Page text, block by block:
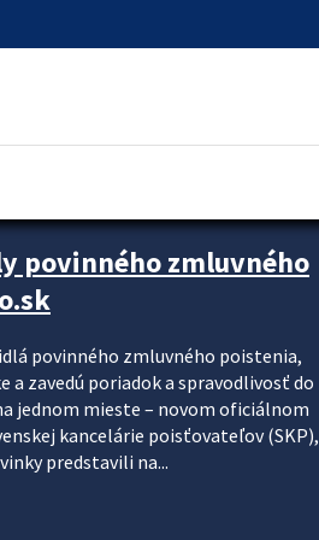
povinného zmluvného
povinného zmluvného poistenia,
zavedú poriadok a spravodlivosť do
jednom mieste – novom oficiálnom
kancelárie poisťovateľov (SKP),
predstavili na...